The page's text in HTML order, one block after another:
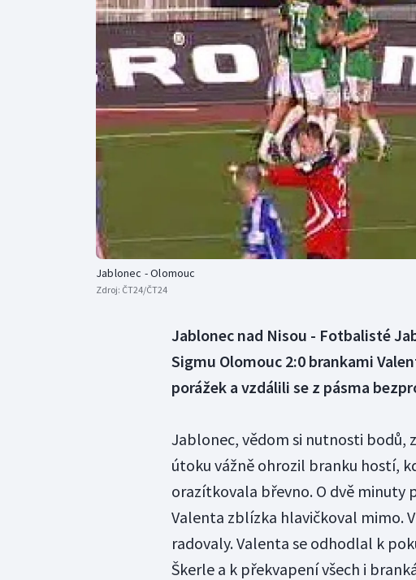
Curling
Dostihy
Florbal
Futsal
Golf
Gymnastika
Jablonec - Olomouc
Zdroj: ČT24/ČT24
Jablonec nad Nisou - Fotbalisté
Sigmu Olomouc 2:0 brankami
porážek a vzdálili se z pásma
Jablonec, vědom si nutnosti bodů,
útoku vážně ohrozil branku hostí,
orazítkovala břevno. O dvě minuty
Valenta zblízka hlavičkoval mimo.
radovaly. Valenta se odhodlal k
Škerle a k překvapení všech i